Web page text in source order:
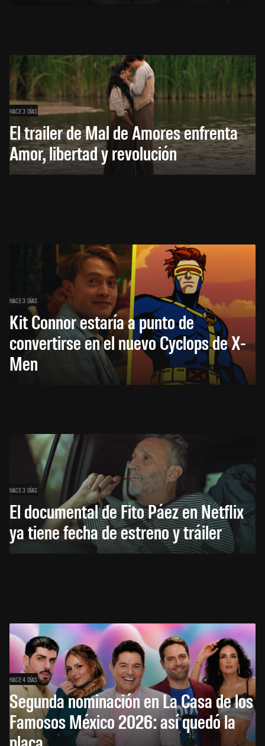
HACE 3 DÍAS
El trailer de Mal de Amores enfrenta
Amor, libertad y revolución
HACE 3 DÍAS
Kit Connor estaría a punto de
convertirse en el nuevo Cyclops de X-
Men
HACE 3 DÍAS
El documental de Fito Páez en Netflix
ya tiene fecha de estreno y tráiler
HACE 4 DÍAS
Segunda nominación en La Casa de los
Famosos México 2026: así quedó la